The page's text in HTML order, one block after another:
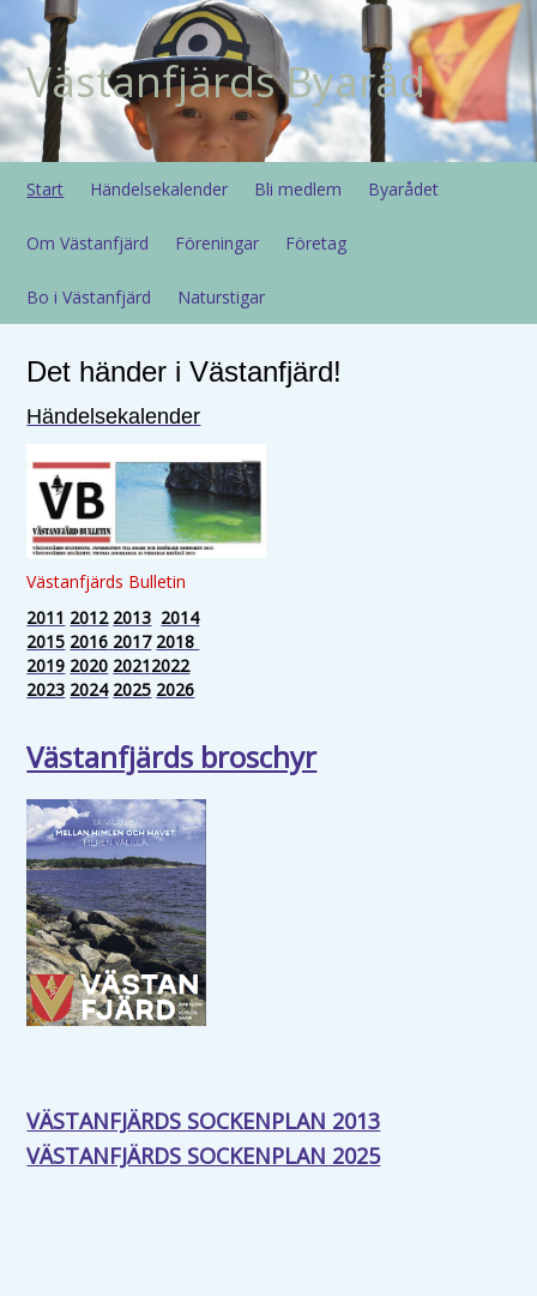
Västanfjärds Byaråd
Start Händelsekalender Bli medlem Byarådet
Om Västanfjärd Föreningar Företag
Bo i Västanfjärd Naturstigar
Det händer i Västanfjärd!
Händelsekalender
Västanfjärds Bulletin
2011 2012 2013 2014
2015 2016 2017 2018
2019 2020 20212022
2023 2024 2025 2026
Västanfjärds broschyr
VÄSTANFJÄRDS SOCKENPLAN 2013
VÄSTANFJÄRDS SOCKENPLAN 2025